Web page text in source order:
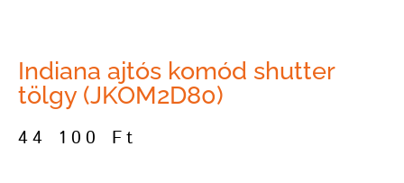
Indiana ajtós komód shutter
tölgy (JKOM2D80)
44 100 Ft